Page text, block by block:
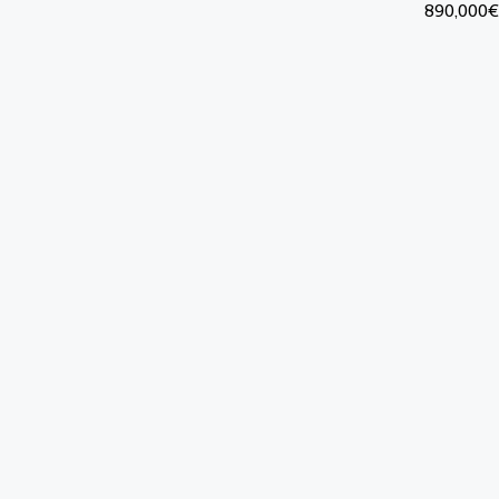
890,000€